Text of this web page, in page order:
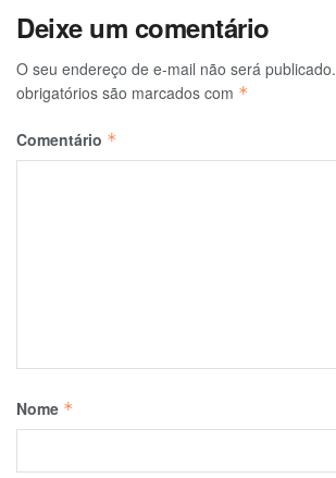
Deixe um comentário
O seu endereço de e-mail não será publicado.
obrigatórios são marcados com *
Comentário *
Nome *